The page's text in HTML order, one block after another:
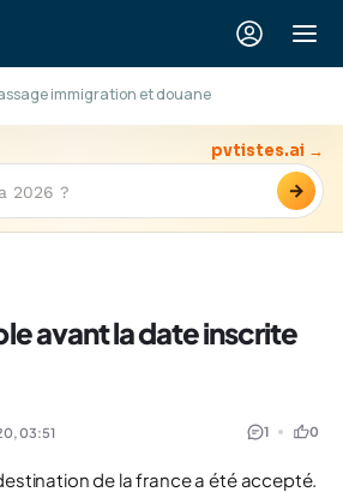
immigration et douane
→
pvtistes.ai →
avant la date inscrite
03:51 1 0
de la france a été accepté.